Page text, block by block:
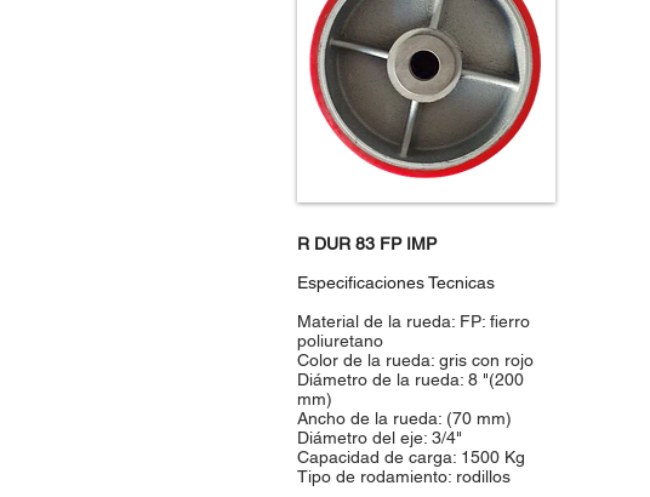
R DUR 83 FP IMP
Especificaciones Tecnicas
Material de la rueda: FP: fierro
poliuretano
Color de la rueda: gris con rojo
Diámetro de la rueda: 8 "(200
mm)
Ancho de la rueda: (70 mm)
Diámetro del eje: 3/4"
Capacidad de carga: 1500 Kg
Tipo de rodamiento: rodillos